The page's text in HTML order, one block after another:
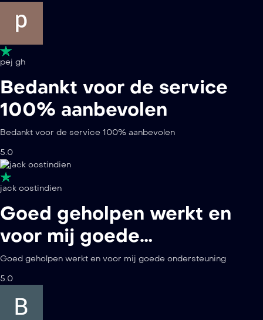
pej gh
Bedankt voor de service
100% aanbevolen
Bedankt voor de service 100% aanbevolen
5.0
jack oostindien
Goed geholpen werkt en
voor mij goede…
Goed geholpen werkt en voor mij goede ondersteuning
5.0